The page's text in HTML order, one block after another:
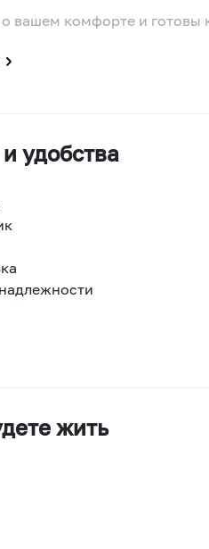
вашем комфорте и готовы
удобства
жить